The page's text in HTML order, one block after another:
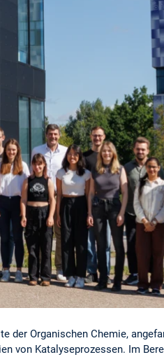
der Organischen Chemie,
von Katalyseprozessen. Im